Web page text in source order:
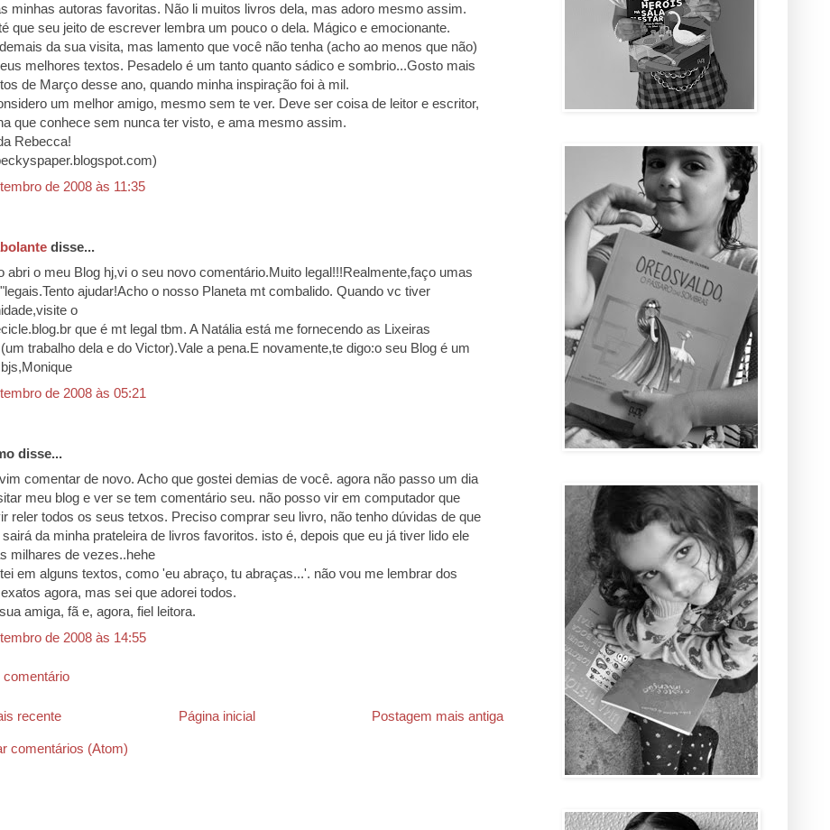
minhas autoras favoritas. Não li muitos livros dela, mas adoro mesmo assim.
que seu jeito de escrever lembra um pouco o dela. Mágico e emocionante.
da sua visita, mas lamento que você não tenha (acho ao menos que não)
melhores textos. Pesadelo é um tanto quanto sádico e sombrio...Gosto mais
de Março desse ano, quando minha inspiração foi à mil.
um melhor amigo, mesmo sem te ver. Deve ser coisa de leitor e escritor,
que conhece sem nunca ter visto, e ama mesmo assim.
Rebecca!
de 2008 às 11:35
disse...
abri o meu Blog hj,vi o seu novo comentário.Muito legal!!!Realmente,faço umas
ajudar!Acho o nosso Planeta mt combalido. Quando vc tiver
o
que é mt legal tbm. A Natália está me fornecendo as Lixeiras
trabalho dela e do Victor).Vale a pena.E novamente,te digo:o seu Blog é um
de 2008 às 05:21
disse...
comentar de novo. Acho que gostei demias de você. agora não passo um dia
meu blog e ver se tem comentário seu. não posso vir em computador que
reler todos os seus tetxos. Preciso comprar seu livro, não tenho dúvidas de que
sairá da minha prateleira de livros favoritos. isto é, depois que eu já tiver lido ele
milhares de vezes..hehe
em alguns textos, como 'eu abraço, tu abraças...'. não vou me lembrar dos
agora, mas sei que adorei todos.
amiga, fã e, agora, fiel leitora.
de 2008 às 14:55
comentário
recente Postagem mais antiga
Página inicial
comentários (Atom)